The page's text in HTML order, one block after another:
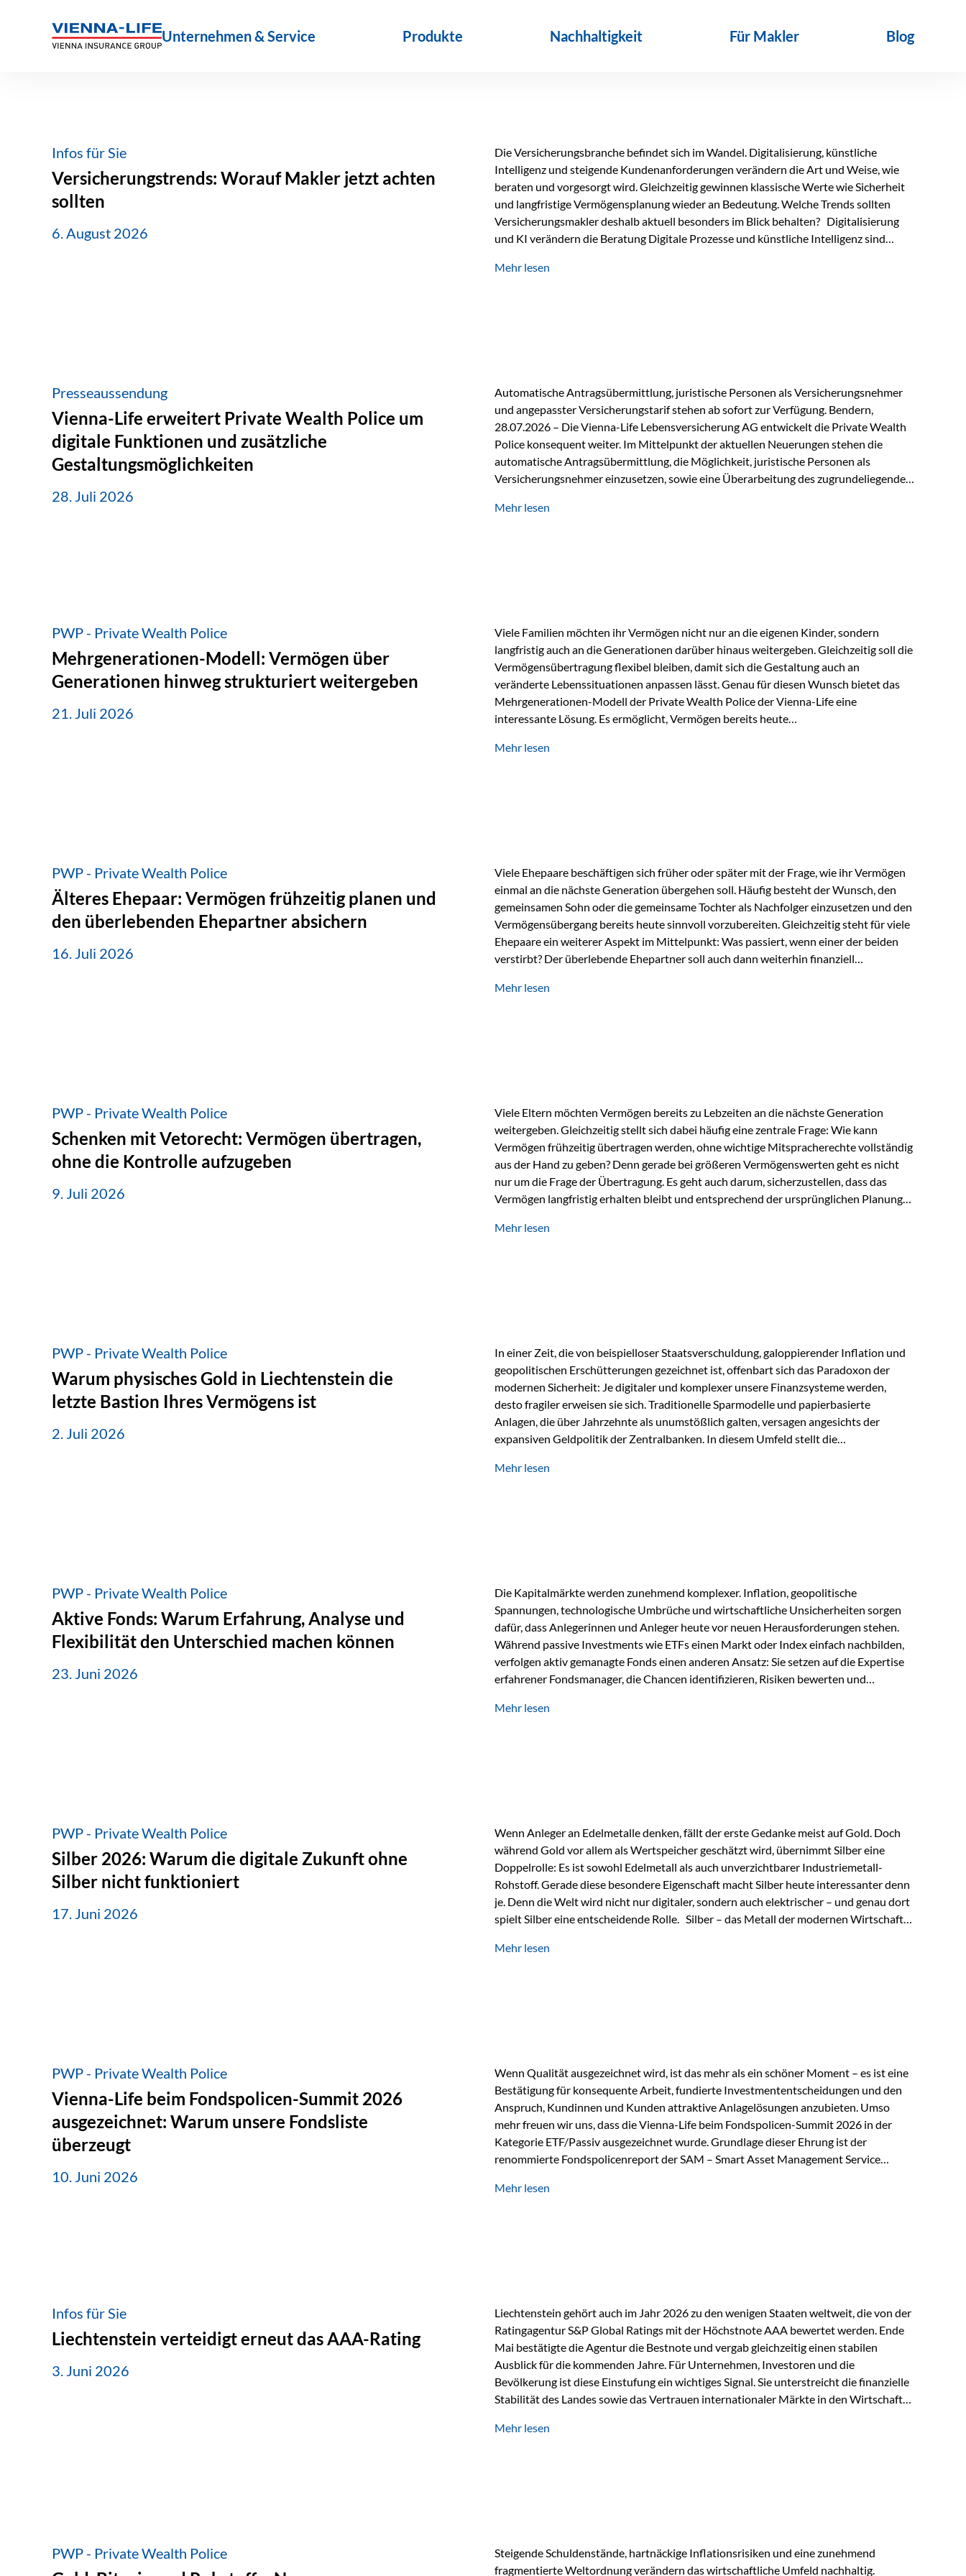
Unternehmen & Service Produkte Nachhaltigkeit Für Makler Blog
Infos für Sie
Versicherungstrends: Worauf Makler jetzt achten
sollten
6. August 2026
Die Versicherungsbranche befindet sich im Wandel. Digitalisierung, künstliche
Intelligenz und steigende Kundenanforderungen verändern die Art und Weise, wie
beraten und vorgesorgt wird. Gleichzeitig gewinnen klassische Werte wie Sicherheit
und langfristige Vermögensplanung wieder an Bedeutung. Welche Trends sollten
Versicherungsmakler deshalb aktuell besonders im Blick behalten? Digitalisierung
und KI verändern die Beratung Digitale Prozesse und künstliche Intelligenz sind
beschleunigen Abläufe und schaffen mehr Zeit für das Wesentliche: die persönliche
Mehr lesen
Presseaussendung
Vienna-Life erweitert Private Wealth Police um
digitale Funktionen und zusätzliche
Gestaltungsmöglichkeiten
28. Juli 2026
Automatische Antragsübermittlung, juristische Personen als Versicherungsnehmer
und angepasster Versicherungstarif stehen ab sofort zur Verfügung. Bendern,
28.07.2026 – Die Vienna-Life Lebensversicherung AG entwickelt die Private Wealth
Police konsequent weiter. Im Mittelpunkt der aktuellen Neuerungen stehen die
automatische Antragsübermittlung, die Möglichkeit, juristische Personen als
Versicherungsnehmer einzusetzen, sowie eine Überarbeitung des zugrundeliegenden
Abwicklung für Vertriebspartner deutlich effizienter gestaltet. Anträge werden direkt
Mehr lesen
PWP - Private Wealth Police
Mehrgenerationen-Modell: Vermögen über
Generationen hinweg strukturiert weitergeben
21. Juli 2026
Viele Familien möchten ihr Vermögen nicht nur an die eigenen Kinder, sondern
langfristig auch an die Generationen darüber hinaus weitergeben. Gleichzeitig soll die
Vermögensübertragung flexibel bleiben, damit sich die Gestaltung auch an
veränderte Lebenssituationen anpassen lässt. Genau für diesen Wunsch bietet das
Mehrgenerationen-Modell der Private Wealth Police der Vienna-Life eine
interessante Lösung. Es ermöglicht, Vermögen bereits heute
Ausgangssituation Stellen Sie sich folgende Familie vor: Die Großeltern haben über
Mehr lesen
PWP - Private Wealth Police
Älteres Ehepaar: Vermögen frühzeitig planen und
den überlebenden Ehepartner absichern
16. Juli 2026
Viele Ehepaare beschäftigen sich früher oder später mit der Frage, wie ihr Vermögen
einmal an die nächste Generation übergehen soll. Häufig besteht der Wunsch, den
gemeinsamen Sohn oder die gemeinsame Tochter als Nachfolger einzusetzen und den
Vermögensübergang bereits heute sinnvoll vorzubereiten. Gleichzeitig steht für viele
Ehepaare ein weiterer Aspekt im Mittelpunkt: Was passiert, wenn einer der beiden
verstirbt? Der überlebende Ehepartner soll auch dann weiterhin finanziell
können. Genau für diese Ausgangssituation bietet die Private Wealth Police der
Mehr lesen
PWP - Private Wealth Police
Schenken mit Vetorecht: Vermögen übertragen,
ohne die Kontrolle aufzugeben
9. Juli 2026
Viele Eltern möchten Vermögen bereits zu Lebzeiten an die nächste Generation
weitergeben. Gleichzeitig stellt sich dabei häufig eine zentrale Frage: Wie kann
Vermögen frühzeitig übertragen werden, ohne wichtige Mitspracherechte vollständig
aus der Hand zu geben? Denn gerade bei größeren Vermögenswerten geht es nicht
nur um die Frage der Übertragung. Es geht auch darum, sicherzustellen, dass das
Vermögen langfristig erhalten bleibt und entsprechend der ursprünglichen Planung
Ein Vater schenkt seiner Tochter einen Teil seines Vermögens. Einige Jahre später
Mehr lesen
PWP - Private Wealth Police
Warum physisches Gold in Liechtenstein die
letzte Bastion Ihres Vermögens ist
2. Juli 2026
In einer Zeit, die von beispielloser Staatsverschuldung, galoppierender Inflation und
geopolitischen Erschütterungen gezeichnet ist, offenbart sich das Paradoxon der
modernen Sicherheit: Je digitaler und komplexer unsere Finanzsysteme werden,
desto fragiler erweisen sie sich. Traditionelle Sparmodelle und papierbasierte
Anlagen, die über Jahrzehnte als unumstößlich galten, versagen angesichts der
expansiven Geldpolitik der Zentralbanken. In diesem Umfeld stellt die
die modernste und strategisch klügste Antwort auf globale Instabilität. Physische
Mehr lesen
PWP - Private Wealth Police
Aktive Fonds: Warum Erfahrung, Analyse und
Flexibilität den Unterschied machen können
23. Juni 2026
Die Kapitalmärkte werden zunehmend komplexer. Inflation, geopolitische
Spannungen, technologische Umbrüche und wirtschaftliche Unsicherheiten sorgen
dafür, dass Anlegerinnen und Anleger heute vor neuen Herausforderungen stehen.
Während passive Investments wie ETFs einen Markt oder Index einfach nachbilden,
verfolgen aktiv gemanagte Fonds einen anderen Ansatz: Sie setzen auf die Expertise
erfahrener Fondsmanager, die Chancen identifizieren, Risiken bewerten und
geprägt ist, kann diese aktive Herangehensweise einen entscheidenden Mehrwert
Mehr lesen
PWP - Private Wealth Police
Silber 2026: Warum die digitale Zukunft ohne
Silber nicht funktioniert
17. Juni 2026
Wenn Anleger an Edelmetalle denken, fällt der erste Gedanke meist auf Gold. Doch
während Gold vor allem als Wertspeicher geschätzt wird, übernimmt Silber eine
Doppelrolle: Es ist sowohl Edelmetall als auch unverzichtbarer Industriemetall-
Rohstoff. Gerade diese besondere Eigenschaft macht Silber heute interessanter denn
je. Denn die Welt wird nicht nur digitaler, sondern auch elektrischer – und genau dort
spielt Silber eine entscheidende Rolle. Silber – das Metall der modernen Wirtschaft
Eigenschaft macht es für zahlreiche Zukunftstechnologien praktisch unverzichtbar.
Mehr lesen
PWP - Private Wealth Police
Vienna-Life beim Fondspolicen-Summit 2026
ausgezeichnet: Warum unsere Fondsliste
überzeugt
10. Juni 2026
Wenn Qualität ausgezeichnet wird, ist das mehr als ein schöner Moment – es ist eine
Bestätigung für konsequente Arbeit, fundierte Investmententscheidungen und den
Anspruch, Kundinnen und Kunden attraktive Anlagelösungen anzubieten. Umso
mehr freuen wir uns, dass die Vienna-Life beim Fondspolicen-Summit 2026 in der
Kategorie ETF/Passiv ausgezeichnet wurde. Grundlage dieser Ehrung ist der
renommierte Fondspolicenreport der SAM – Smart Asset Management Service
und verglichen wurden. Das Ergebnis: Die ETF-Auswahl der Vienna-Life zählt zu den
Mehr lesen
Infos für Sie
Liechtenstein verteidigt erneut das AAA-Rating
3. Juni 2026
Liechtenstein gehört auch im Jahr 2026 zu den wenigen Staaten weltweit, die von der
Ratingagentur S&P Global Ratings mit der Höchstnote AAA bewertet werden. Ende
Mai bestätigte die Agentur die Bestnote und vergab gleichzeitig einen stabilen
Ausblick für die kommenden Jahre. Für Unternehmen, Investoren und die
Bevölkerung ist diese Einstufung ein wichtiges Signal. Sie unterstreicht die finanzielle
Stabilität des Landes sowie das Vertrauen internationaler Märkte in den Wirtschafts-
Herausforderungen Die weltwirtschaftlichen Rahmenbedingungen bleiben
Mehr lesen
PWP - Private Wealth Police
Steigende Schuldenstände, hartnäckige Inflationsrisiken und eine zunehmend
fragmentierte Weltordnung verändern das wirtschaftliche Umfeld nachhaltig.